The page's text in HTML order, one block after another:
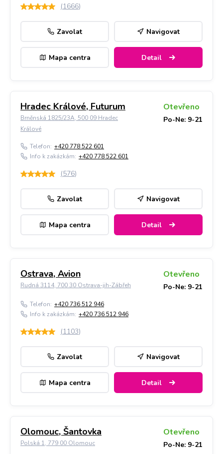
(1666)
Zavolat Navigovat
Mapa centra Detail
Hradec Králové, Futurum
Brněnská 1825/23A, 500 09 Hradec
Králové
Otevřeno
Po-Ne: 9-21
Telefon: +420 778 522 601
Info k zakázkám: +420 778 522 601
(576)
Zavolat Navigovat
Mapa centra Detail
Ostrava, Avion
Rudná 3114, 700 30 Ostrava-jih-Zábřeh
Otevřeno
Po-Ne: 9-21
Telefon: +420 736 512 946
Info k zakázkám: +420 736 512 946
(1103)
Zavolat Navigovat
Mapa centra Detail
Olomouc, Šantovka
Polská 1, 779 00 Olomouc
Otevřeno
Po-Ne: 9-21